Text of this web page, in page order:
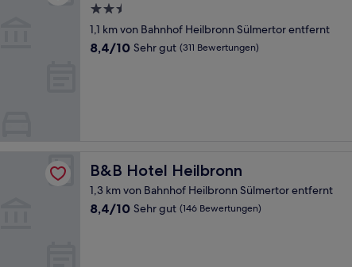
2.5-
Sterne-
Unterkunft
1,1 km von Bahnhof Heilbronn Sülmertor entfernt
8.4
8,4/10 Sehr gut (311 Bewertungen)
B&B Hotel Heilbronn
B&B Hotel Heilbronn
1,3 km von Bahnhof Heilbronn Sülmertor entfernt
8.4
8,4/10 Sehr gut (146 Bewertungen)